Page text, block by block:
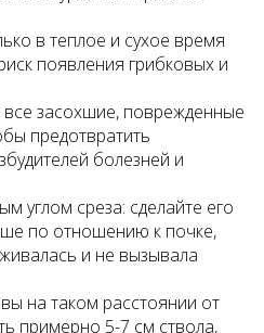
в теплое и сухое время
появления грибковых и
все засохшие, поврежденные
предотвратить
болезней и
углом среза: сделайте его
по отношению к почке,
и не вызывала
на таком расстоянии от
примерно 5-7 см ствола,